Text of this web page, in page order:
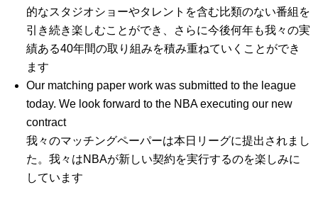
的なスタジオショーやタレントを含む比類のない番組を
引き続き楽しむことができ、さらに今後何年も我々の実
績ある40年間の取り組みを積み重ねていくことができ
ます
Our matching paper work was submitted to the league
today. We look forward to the NBA executing our new
contract
我々のマッチングペーパーは本日リーグに提出されまし
た。我々はNBAが新しい契約を実行するのを楽しみに
しています